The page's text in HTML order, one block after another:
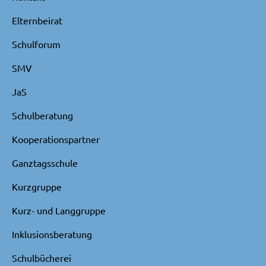
Elternbeirat
Schulforum
SMV
JaS
Schulberatung
Kooperationspartner
Ganztagsschule
Kurzgruppe
Kurz- und Langgruppe
Inklusionsberatung
Schulbücherei